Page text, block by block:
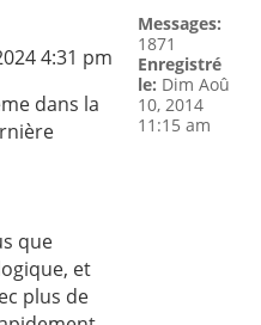
4:31 pm
dans la
que
et
plus de
Messages:
1871
Enregistré
le: Dim Aoû
10, 2014
11:15 am